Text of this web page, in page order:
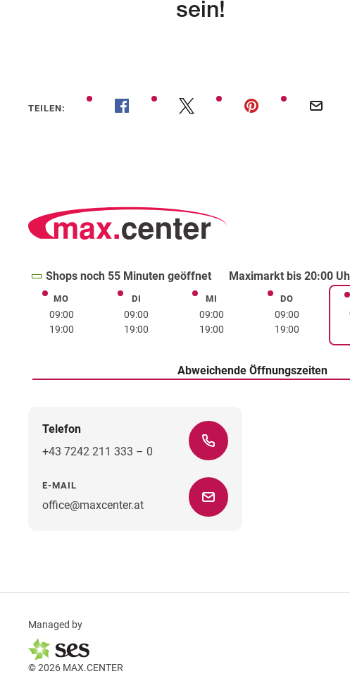
sein!
TEILEN:
Shops noch 55 Minuten geöffnet Maximarkt bis 20:00
MOMontag
09:00
19:00
DIDienstag
09:00
19:00
MIMittwoch
09:00
19:00
DODonnerstag
09:00
19:00
Abweichende Öffnungszeiten
Telefon
+43 7242 211 333 – 0
E-MAIL
office@maxcenter.at
Managed by
© 2026 MAX.CENTER